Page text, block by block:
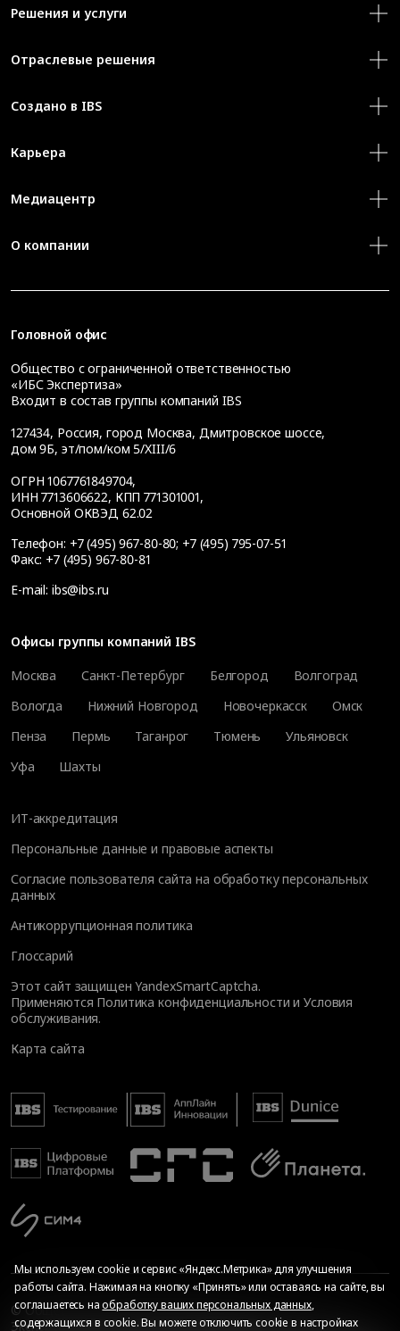
Решения и услуги
Отраслевые решения
Создано в IBS
Карьера
Медиацентр
О компании
Головной офис
Общество с ограниченной ответственностью
«ИБС Экспертиза»
Входит в состав группы компаний IBS
127434, Россия, город Москва, Дмитровское шоссе,
дом 9Б, эт/пом/ком 5/XIII/6
ОГРН 1067761849704,
ИНН 7713606622, КПП 771301001,
Основной ОКВЭД 62.02
Телефон: +7 (495) 967-80-80; +7 (495) 795-07-51
Факс: +7 (495) 967-80-81
E-mail: ibs@ibs.ru
Офисы группы компаний IBS
Москва
Санкт-Петербург Белгород
Волгоград
Вологда
Нижний Новгород Новочеркасск
Омск
Пенза
Пермь Таганрог Тюмень
Ульяновск
Уфа
Шахты
ИТ-аккредитация
Персональные данные и правовые аспекты
Согласие пользователя сайта на обработку персональных
данных
Антикоррупционная политика
Глоссарий
Этот сайт защищен YandexSmartCaptcha.
Применяются Политика конфиденциальности иУсловия
обслуживания.
Карта сайта
© Общество с ограниченной ответственностью «ИБС
Экспертиза», 2026. Все права защищены
Мы используем cookie и сервис «Яндекс.Метрика» для улучшения
работы сайта. Нажимая на кнопку «Принять» или оставаясь на сайте, вы
соглашаетесь наобработку ваших персональных данных,
содержащихся в cookie. Вы можете отключить cookie в настройках